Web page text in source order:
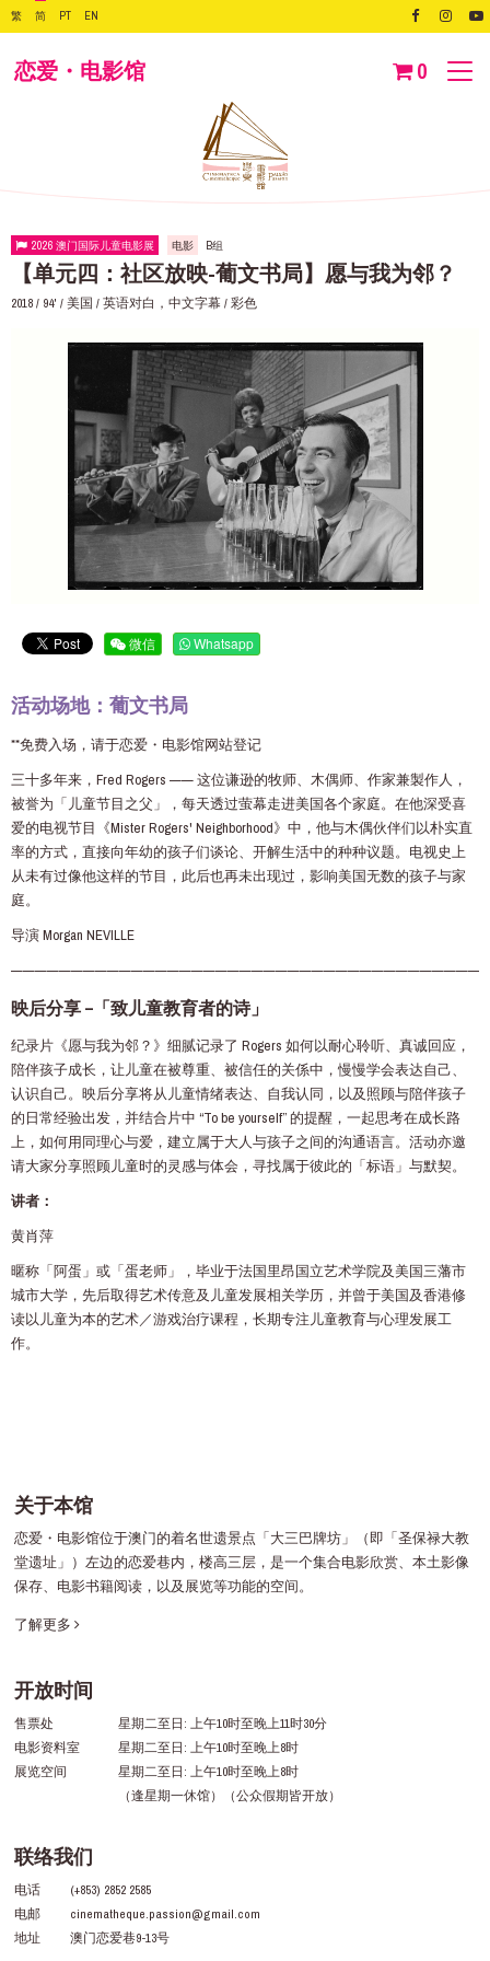
繁 简 PT EN
恋爱・电影馆 0
2026 澳门国际儿童电影展 电影 B组
【单元四：社区放映-葡文书局】愿与我为邻？
2018 / 94' / 美国 / 英语对白，中文字幕 / 彩色
微信 Whatsapp
活动场地：葡文书局
**免费入场，请于恋爱・电影馆网站登记
三十多年来，Fred Rogers —— 这位谦逊的牧师、木偶师、作家兼製作人，
被誉为「儿童节目之父」，每天透过萤幕走进美国各个家庭。在他深受喜
爱的电视节目《Mister Rogers' Neighborhood》中，他与木偶伙伴们以朴实直
率的方式，直接向年幼的孩子们谈论、开解生活中的种种议题。电视史上
从未有过像他这样的节目，此后也再未出现过，影响美国无数的孩子与家
庭。
导演 Morgan NEVILLE
映后分享 –「致儿童教育者的诗」
纪录片《愿与我为邻？》细腻记录了 Rogers 如何以耐心聆听、真诚回应，
陪伴孩子成长，让儿童在被尊重、被信任的关係中，慢慢学会表达自己、
认识自己。映后分享将从儿童情绪表达、自我认同，以及照顾与陪伴孩子
的日常经验出发，并结合片中 “To be yourself” 的提醒，一起思考在成长路
上，如何用同理心与爱，建立属于大人与孩子之间的沟通语言。活动亦邀
请大家分享照顾儿童时的灵感与体会，寻找属于彼此的「标语」与默契。
讲者：
黄肖萍
暱称「阿蛋」或「蛋老师」，毕业于法国里昂国立艺术学院及美国三藩市
城市大学，先后取得艺术传意及儿童发展相关学历，并曾于美国及香港修
读以儿童为本的艺术／游戏治疗课程，长期专注儿童教育与心理发展工
作。
关于本馆
恋爱・电影馆位于澳门的着名世遗景点「大三巴牌坊」（即「圣保禄大教
堂遗址」）左边的恋爱巷内，楼高三层，是一个集合电影欣赏、本土影像
保存、电影书籍阅读，以及展览等功能的空间。
了解更多
开放时间
售票处
星期二至日: 上午10时至晚上11时30分
电影资料室
星期二至日: 上午10时至晚上8时
展览空间
星期二至日: 上午10时至晚上8时
（逢星期一休馆）（公众假期皆开放）
联络我们
电话
(+853) 2852 2585
电邮
cinematheque.passion@gmail.com
地址
澳门恋爱巷9-13号